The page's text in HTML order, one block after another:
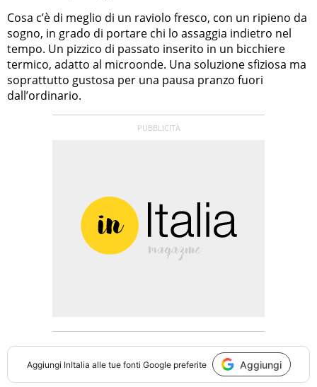
Cosa c’è di meglio di un raviolo fresco, con un ripieno da
sogno, in grado di portare chi lo assaggia indietro nel
tempo. Un pizzico di passato inserito in un bicchiere
termico, adatto al microonde. Una soluzione sfiziosa ma
soprattutto gustosa per una pausa pranzo fuori
dall’ordinario.
Aggiungi InItalia alle tue fonti Google preferite Aggiungi